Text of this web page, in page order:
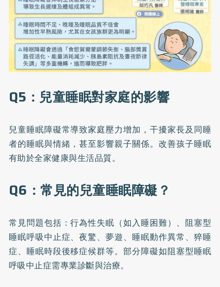
Q5：兒童睡眠對家庭的影響
兒童睡眠障礙常導致家庭壓力增加，干擾家長及同睡
者的睡眠與情緒，甚至影響親子關係。改善孩子睡眠
有助於全家健康與生活品質。
Q6：常見的兒童睡眠障礙？
常見問題包括：行為性失眠（如入睡困難）、阻塞型
睡眠呼吸中止症、夜驚、夢遊、睡眠動作異常、猝睡
症、睡眠時段後移症候群等。部分障礙如阻塞型睡眠
呼吸中止症需專業診斷與治療。